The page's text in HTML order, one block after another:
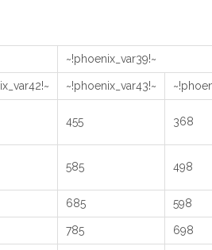
~!phoenix_var39!~
~!phoenix_var43!~
455 368
585 498
685 598
785 698